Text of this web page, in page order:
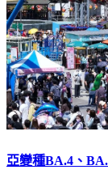
亞變種BA.4、